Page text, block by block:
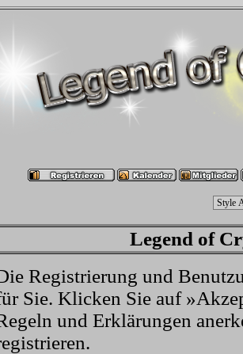
Legend of
Registrierung und
Sie. Klicken Sie auf
und Erklärungen